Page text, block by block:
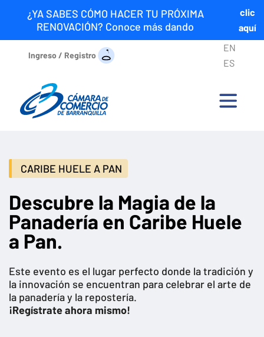
¿YA SABES CÓMO HACER TU PRÓXIMA
RENOVACIÓN? Conoce más dando
clic
aquí
Ingreso / Registro
EN
ES
CARIBE HUELE A PAN
Descubre la Magia de la
Panadería en Caribe Huele
a Pan.
Este evento es el lugar perfecto donde la tradición y
la innovación se encuentran para celebrar el arte de
la panadería y la repostería.
¡Regístrate ahora mismo!